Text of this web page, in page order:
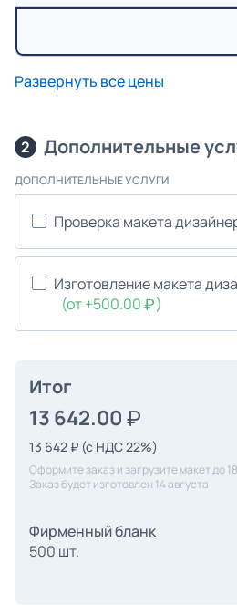
Развернуть все цены
2 Дополнительные
ДОПОЛНИТЕЛЬНЫЕ УСЛУГИ
Проверка макета
Изготовление макета
(от +500.00
)
Итог
13 642.00
13 642 ₽ (с НДС 22%)
Оформите заказ и загрузите макет до
Заказ будет изготовлен 14 августа
Фирменный бланк
500 шт.